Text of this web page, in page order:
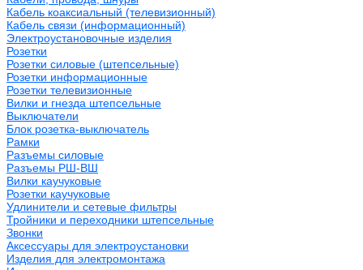
Кабель коаксиальный (телевизионный)
Кабель связи (информационный)
Электроустановочные изделия
Розетки
Розетки силовые (штепсельные)
Розетки информационные
Розетки телевизионные
Вилки и гнезда штепсельные
Выключатели
Блок розетка-выключатель
Рамки
Разъемы силовые
Разъемы РШ-ВШ
Вилки каучуковые
Розетки каучуковые
Удлинители и сетевые фильтры
Тройники и переходники штепсельные
Звонки
Аксессуары для электроустановки
Изделия для электромонтажа